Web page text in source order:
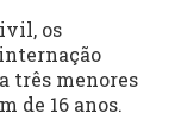
os
três menores
de 16 anos.